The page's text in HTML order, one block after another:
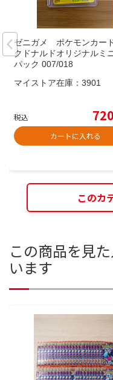
ゼニガメ ポケモンカー
クドナルドオリジナルミ
パック 007/018
マイストア在庫： 3901
税込
カートに入れる
このカ
この商品を見
います